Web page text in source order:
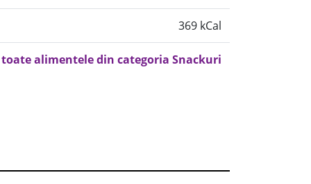
369 kCal
toate alimentele din categoria Snackuri